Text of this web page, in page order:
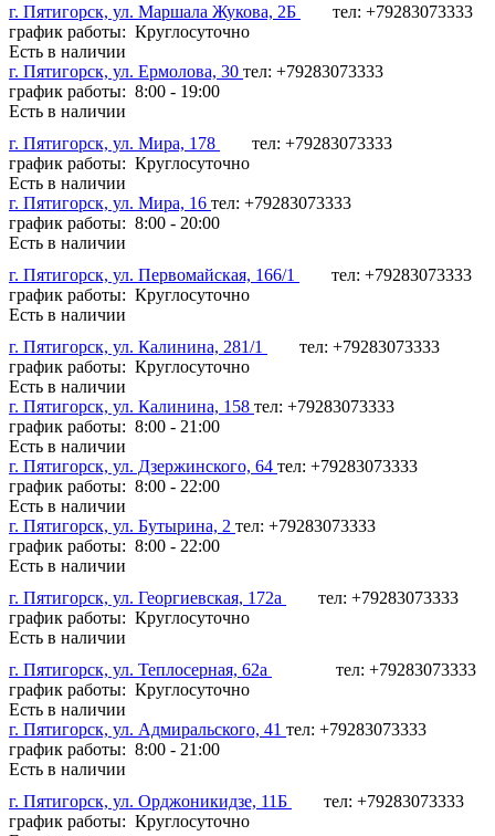
г. Пятигорск, ул. Маршала Жукова, 2Б
тел: +79283073333
график работы: Круглосуточно
Есть в наличии
г. Пятигорск, ул. Ермолова, 30 тел: +79283073333
график работы: 8:00 - 19:00
Есть в наличии
г. Пятигорск, ул. Мира, 178
тел: +79283073333
график работы: Круглосуточно
Есть в наличии
г. Пятигорск, ул. Мира, 16 тел: +79283073333
график работы: 8:00 - 20:00
Есть в наличии
г. Пятигорск, ул. Первомайская, 166/1
тел: +79283073333
график работы: Круглосуточно
Есть в наличии
г. Пятигорск, ул. Калинина, 281/1
тел: +79283073333
график работы: Круглосуточно
Есть в наличии
г. Пятигорск, ул. Калинина, 158 тел: +79283073333
график работы: 8:00 - 21:00
Есть в наличии
г. Пятигорск, ул. Дзержинского, 64 тел: +79283073333
график работы: 8:00 - 22:00
Есть в наличии
г. Пятигорск, ул. Бутырина, 2 тел: +79283073333
график работы: 8:00 - 22:00
Есть в наличии
г. Пятигорск, ул. Георгиевская, 172а
тел: +79283073333
график работы: Круглосуточно
Есть в наличии
г. Пятигорск, ул. Теплосерная, 62а
тел: +79283073333
график работы: Круглосуточно
Есть в наличии
г. Пятигорск, ул. Адмиральского, 41 тел: +79283073333
график работы: 8:00 - 21:00
Есть в наличии
г. Пятигорск, ул. Орджоникидзе, 11Б
тел: +79283073333
график работы: Круглосуточно